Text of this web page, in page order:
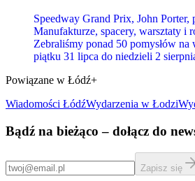
Speedway Grand Prix, John
Manufakturze, spacery, warsztaty i
Zebraliśmy ponad 50 pomysłów
piątku 31 lipca do niedzieli 2
Powiązane w Łódź+
Wiadomości ŁódźWydarzenia w Łodzi
Bądź na bieżąco – dołącz do
Zapisz się